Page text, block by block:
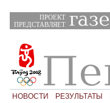
ПРОЕКТ
ПРЕДСТАВЛЯЕТ
НОВОСТИ РЕЗУЛЬТАТЫ